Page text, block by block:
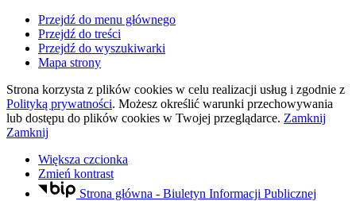
Przejdź do menu głównego
Przejdź do treści
Przejdź do wyszukiwarki
Mapa strony
Strona korzysta z plików cookies w celu realizacji usług i zgodnie z
Polityką prywatności. Możesz określić warunki przechowywania
lub dostępu do plików cookies w Twojej przeglądarce. Zamknij
Zamknij
Większa czcionka
Zmień kontrast
Strona główna - Biuletyn Informacji Publicznej